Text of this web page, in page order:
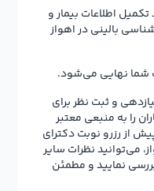
تکمیل اطلاعات بیمار و
بالینی در اهواز
شما نهایی می‌شود.
و ثبت نظر برای
را به منبعی معتبر
از رزرو نوبت دکترای
می‌توانید نظرات سایر
نمایید و مطمئن